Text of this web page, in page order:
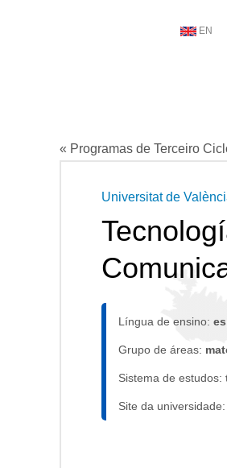
EN
« Programas de Terceiro
Universitat de
Língua de ensino:
Grupo de áreas:
Sistema de estudos:
Site da universidade: